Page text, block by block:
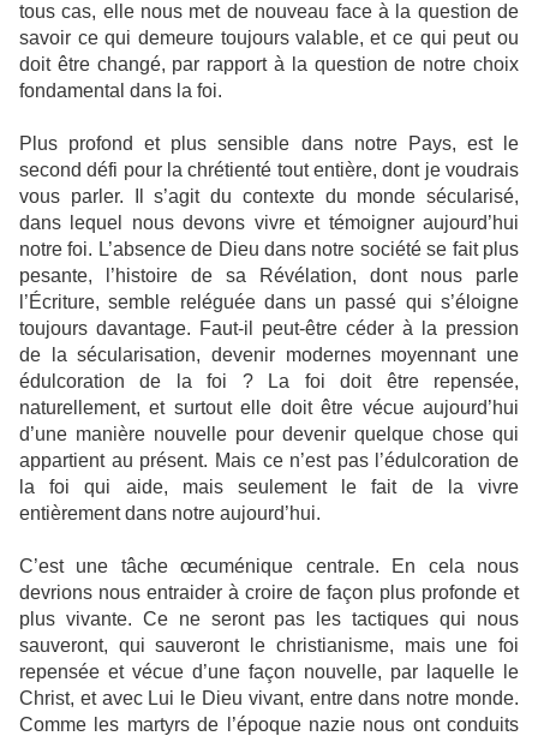
tous cas, elle nous met de nouveau face à la question de
savoir ce qui demeure toujours valable, et ce qui peut ou
doit être changé, par rapport à la question de notre choix
fondamental dans la foi.
Plus profond et plus sensible dans notre Pays, est le
second défi pour la chrétienté tout entière, dont je voudrais
vous parler. Il s’agit du contexte du monde sécularisé,
dans lequel nous devons vivre et témoigner aujourd’hui
notre foi. L’absence de Dieu dans notre société se fait plus
pesante, l’histoire de sa Révélation, dont nous parle
l’Écriture, semble reléguée dans un passé qui s’éloigne
toujours davantage. Faut-il peut-être céder à la pression
de la sécularisation, devenir modernes moyennant une
édulcoration de la foi ? La foi doit être repensée,
naturellement, et surtout elle doit être vécue aujourd’hui
d’une manière nouvelle pour devenir quelque chose qui
appartient au présent. Mais ce n’est pas l’édulcoration de
la foi qui aide, mais seulement le fait de la vivre
entièrement dans notre aujourd’hui.
C’est une tâche œcuménique centrale. En cela nous
devrions nous entraider à croire de façon plus profonde et
plus vivante. Ce ne seront pas les tactiques qui nous
sauveront, qui sauveront le christianisme, mais une foi
repensée et vécue d’une façon nouvelle, par laquelle le
Christ, et avec Lui le Dieu vivant, entre dans notre monde.
Comme les martyrs de l’époque nazie nous ont conduits